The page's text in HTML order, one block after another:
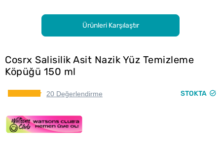
Ürünleri Karşılaştır
Cosrx Salisilik Asit Nazik Yüz Temizleme
Köpüğü 150 ml
20 Değerlendirme STOKTA